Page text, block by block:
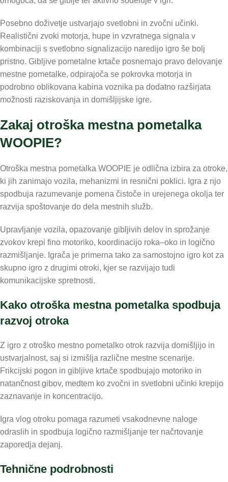
Posebno doživetje ustvarjajo svetlobni in zvočni učinki.
Realistični zvoki motorja, hupe in vzvratnega signala v
kombinaciji s svetlobno signalizacijo naredijo igro še bolj
pristno. Gibljive pometalne krtače posnemajo pravo delovanje
mestne pometalke, odpirajoča se pokrovka motorja in
podrobno oblikovana kabina voznika pa dodatno razširjata
možnosti raziskovanja in domišljijske igre.
Zakaj otroška mestna pometalka
WOOPIE?
Otroška mestna pometalka WOOPIE je odlična izbira za otroke,
ki jih zanimajo vozila, mehanizmi in resnični poklici. Igra z njo
spodbuja razumevanje pomena čistoče in urejenega okolja ter
razvija spoštovanje do dela mestnih služb.
Upravljanje vozila, opazovanje gibljivih delov in sprožanje
zvokov krepi fino motoriko, koordinacijo roka–oko in logično
razmišljanje. Igrača je primerna tako za samostojno igro kot za
skupno igro z drugimi otroki, kjer se razvijajo tudi
komunikacijske spretnosti.
Kako otroška mestna pometalka spodbuja
razvoj otroka
Z igro z otroško mestno pometalko otrok razvija domišljijo in
ustvarjalnost, saj si izmišlja različne mestne scenarije.
Frikcijski pogon in gibljive krtače spodbujajo motoriko in
natančnost gibov, medtem ko zvočni in svetlobni učinki krepijo
zaznavanje in koncentracijo.
Igra vlog otroku pomaga razumeti vsakodnevne naloge
odraslih in spodbuja logično razmišljanje ter načrtovanje
zaporedja dejanj.
Tehnične podrobnosti